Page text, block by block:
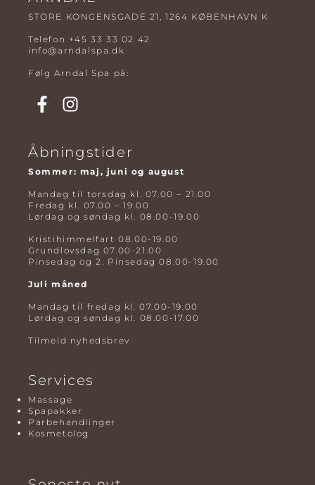
STORE KONGENSGADE 21, 1264 KØBENHAVN K
Telefon +45 33 33 02 42
info@arndalspa.dk
Følg Arndal Spa på:
Åbningstider
Sommer: maj, juni og august
Mandag til torsdag kl. 07.00 – 21.00
Fredag kl. 07.00 – 19.00
Lørdag og søndag kl. 08.00-19.00
Kristihimmelfart 08.00-19.00
Grundlovsdag 07.00-21.00
Pinsedag og 2. Pinsedag 08.00-19.00
Juli måned
Mandag til fredag kl. 07.00-19.00
Lørdag og søndag kl. 08.00-17.00
Tilmeld nyhedsbrev
Services
Massage
Spapakker
Parbehandlinger
Kosmetolog